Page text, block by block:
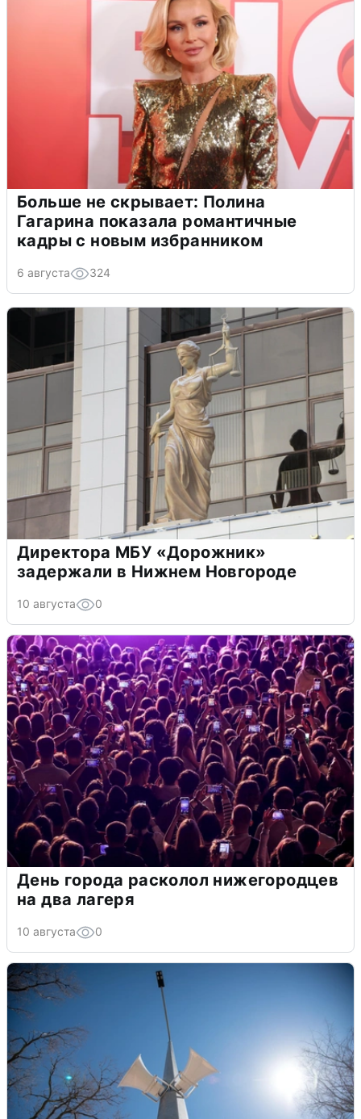
Больше не скрывает: Полина
Гагарина показала романтичные
кадры с новым избранником
6 августа 324
Директора МБУ «Дорожник»
задержали в Нижнем Новгороде
10 августа 0
День города расколол нижегородцев
на два лагеря
10 августа 0